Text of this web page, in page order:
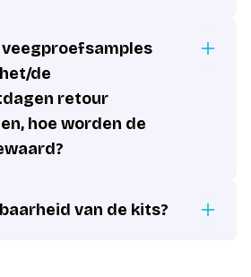
de
retour
hoe worden de
van de kits?